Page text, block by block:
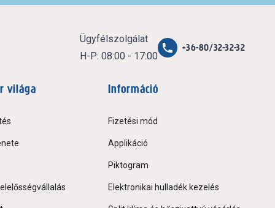
Ügyfélszolgálat
H-P: 08:00 - 17:00
+36-80/32-32-32
világa Információ
Fizetési mód
Applikáció
Piktogram
Elektronikai hulladék kezelés